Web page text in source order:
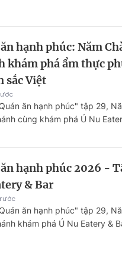
ngủ
Chậm
Bé xem gì
Mái ấm gia đình
Các chương trình
khác
hạnh phúc: Năm
khám phá ẩm thực
sắc Việt
ăn hạnh phúc" tập 29,
cùng khám phá Ú Nu
hạnh phúc 2026 -
& Bar
ăn hạnh phúc" tập 29,
khám phá Ú Nu Eatery &